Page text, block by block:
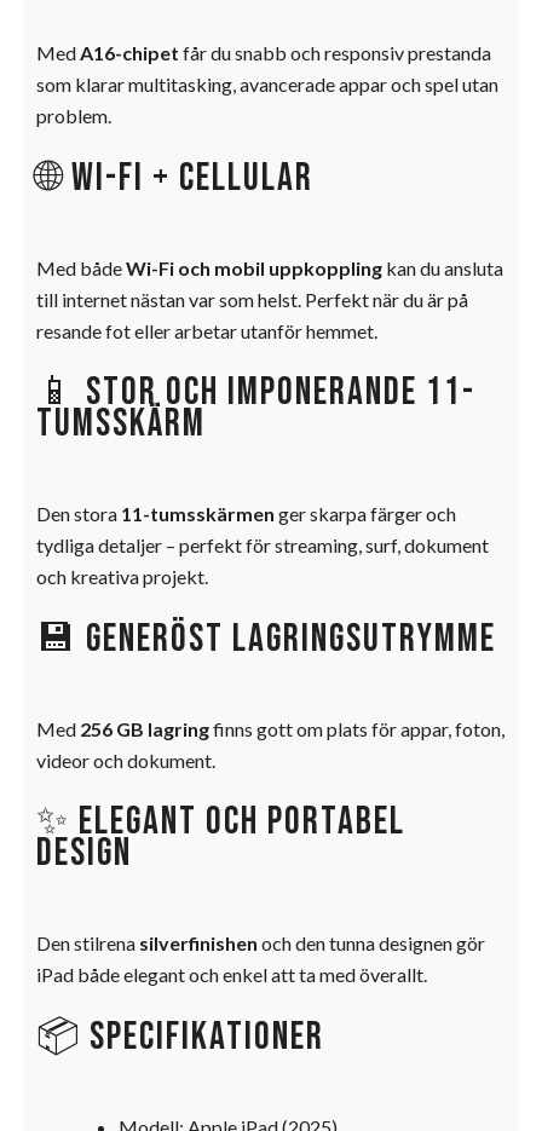
MedA16-chipet får du snabb och responsiv prestanda
som klarar multitasking, avancerade appar och spel utan
problem.
🌐 Wi-Fi + Cellular
Med bådeWi-Fi och mobil uppkoppling kan du ansluta
till internet nästan var som helst. Perfekt när du är på
resande fot eller arbetar utanför hemmet.
📱 Stor och imponerande 11-
tumsskärm
Den stora 11-tumsskärmen ger skarpa färger och
tydliga detaljer – perfekt för streaming, surf, dokument
och kreativa projekt.
💾 Generöst lagringsutrymme
Med 256 GB lagringfinns gott om plats för appar, foton,
videor och dokument.
✨ Elegant och portabel
design
Den stilrena silverfinishen och den tunna designen gör
iPad både elegant och enkel att ta med överallt.
📦 Specifikationer